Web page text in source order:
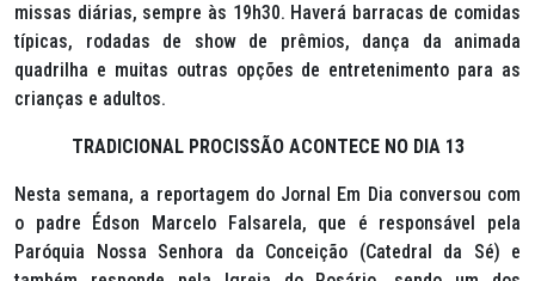
missas diárias, sempre às 19h30. Haverá barracas de comidas
típicas, rodadas de show de prêmios, dança da animada
quadrilha e muitas outras opções de entretenimento para as
crianças e adultos.
TRADICIONAL PROCISSÃO ACONTECE NO DIA 13
Nesta semana, a reportagem do Jornal Em Dia conversou com
o padre Édson Marcelo Falsarela, que é responsável pela
Paróquia Nossa Senhora da Conceição (Catedral da Sé) e